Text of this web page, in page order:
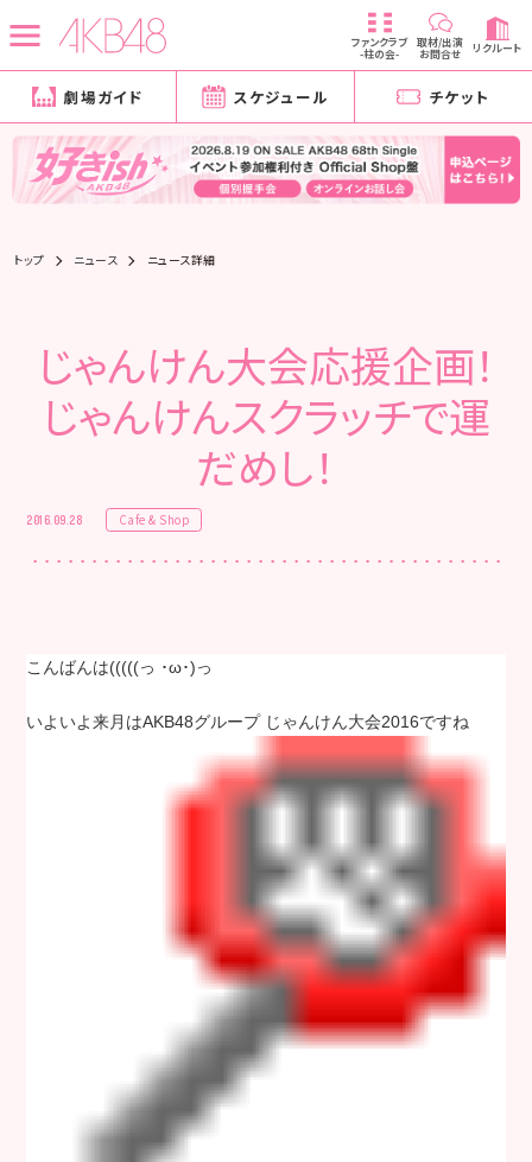
ファンクラブ
-柱の会-
取材/出演
お問合せ リクルート
劇場ガイド スケジュール チケット
トップ ニュース ニュース詳細
じゃんけん大会応援企画！
じゃんけんスクラッチで運
だめし！
2016.09.28 Cafe & Shop
こんばんは(((((っ ･ω･)っ
いよいよ来月はAKB48グループ じゃんけん大会2016ですね